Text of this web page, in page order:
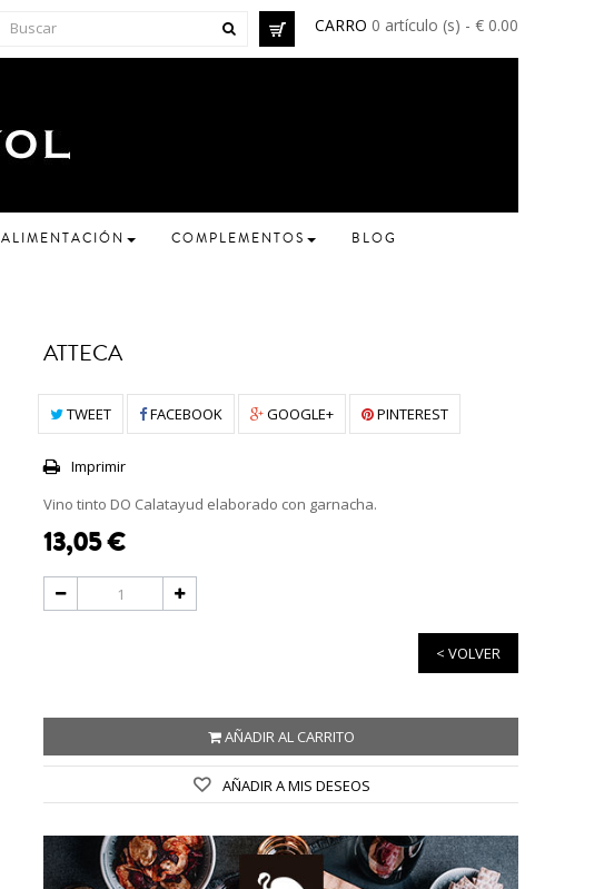
CARRO 0 artículo (s) - € 0.00
ALIMENTACIÓN COMPLEMENTOS BLOG
ATTECA
TWEET FACEBOOK GOOGLE+ PINTEREST
Imprimir
Vino tinto DO Calatayud elaborado con garnacha.
13,05 €
< VOLVER
AÑADIR AL CARRITO
AÑADIR A MIS DESEOS